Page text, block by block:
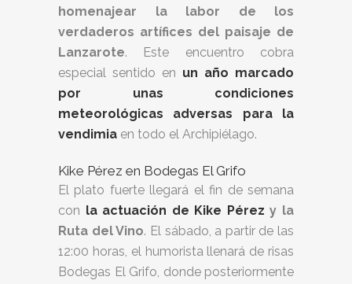
homenajear la labor de los
verdaderos artífices del paisaje de
Lanzarote. Este encuentro cobra
especial sentido en un año marcado
por unas condiciones
meteorológicas adversas para la
vendimia en todo el Archipiélago.
Kike Pérez en Bodegas El Grifo
El plato fuerte llegará el fin de semana
con la actuación de Kike Pérez y la
Ruta del Vino. El sábado, a partir de las
12:00 horas, el humorista llenará de risas
Bodegas El Grifo, donde posteriormente